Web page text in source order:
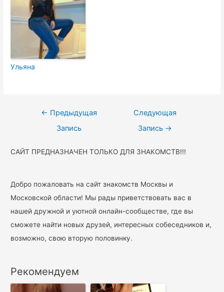
Ульяна
Навигация
← Предыдущая
Запись
Следующая
Запись →
САЙТ ПРЕДНАЗНАЧЕН ТОЛЬКО ДЛЯ ЗНАКОМСТВ!!!
Добро пожаловать на сайт знакомств Москвы и
Московской области! Мы рады приветствовать вас в
нашей дружной и уютной онлайн-сообществе, где вы
сможете найти новых друзей, интересных собеседников и,
возможно, свою вторую половинку.
Рекомендуем